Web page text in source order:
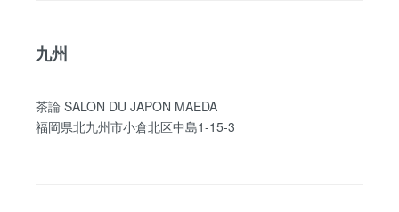
九州
茶論 SALON DU JAPON MAEDA
福岡県北九州市小倉北区中島1-15-3